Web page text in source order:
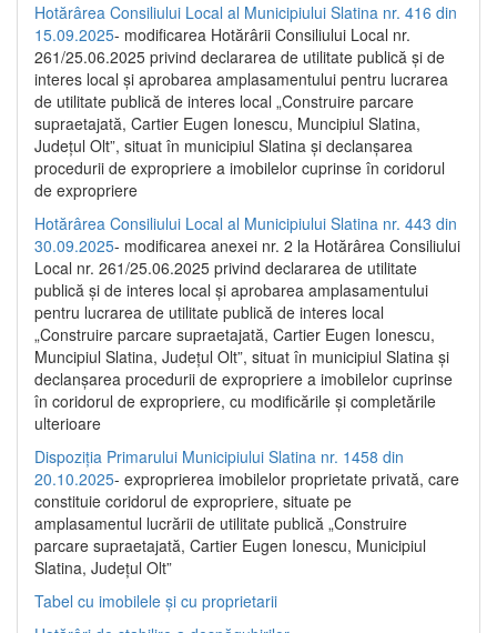
Hotărârea Consiliului Local al Municipiului Slatina nr. 416 din
15.09.2025- modificarea Hotărârii Consiliului Local nr.
261/25.06.2025 privind declararea de utilitate publică și de
interes local și aprobarea amplasamentului pentru lucrarea
de utilitate publică de interes local „Construire parcare
supraetajată, Cartier Eugen Ionescu, Muncipiul Slatina,
Județul Olt”, situat în municipiul Slatina și declanșarea
procedurii de expropriere a imobilelor cuprinse în coridorul
de expropriere
Hotărârea Consiliului Local al Municipiului Slatina nr. 443 din
30.09.2025- modificarea anexei nr. 2 la Hotărârea Consiliului
Local nr. 261/25.06.2025 privind declararea de utilitate
publică şi de interes local şi aprobarea amplasamentului
pentru lucrarea de utilitate publică de interes local
„Construire parcare supraetajată, Cartier Eugen Ionescu,
Muncipiul Slatina, Judeţul Olt”, situat în municipiul Slatina şi
declanşarea procedurii de expropriere a imobilelor cuprinse
în coridorul de expropriere, cu modificările şi completările
ulterioare
Dispoziția Primarului Municipiului Slatina nr. 1458 din
20.10.2025- exproprierea imobilelor proprietate privată, care
constituie coridorul de expropriere, situate pe
amplasamentul lucrării de utilitate publică „Construire
parcare supraetajată, Cartier Eugen Ionescu, Municipiul
Slatina, Județul Olt”
Tabel cu imobilele și cu proprietarii